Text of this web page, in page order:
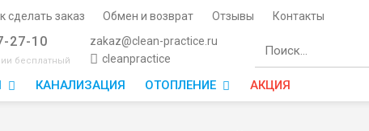
сделать заказ Обмен и возврат Отзывы Контакты
27-10
бесплатный
zakaz@clean-practice.ru
cleanpractice
КАНАЛИЗАЦИЯ ОТОПЛЕНИЕ АКЦИЯ